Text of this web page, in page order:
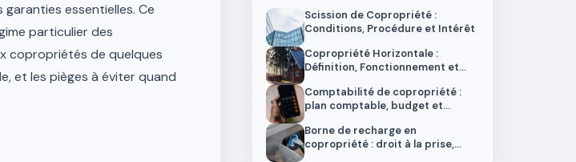
essentielles. Ce
particulier des
copropriétés de quelques
et les pièges à éviter quand
Scission de Copropriété :
Conditions, Procédure et Intérêt
Copropriété Horizontale :
Définition, Fonctionnement et
Comptabilité de copropriété :
plan comptable, budget et
Borne de recharge en
copropriété : droit à la prise,